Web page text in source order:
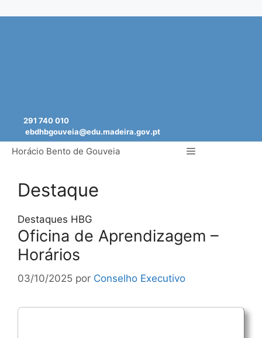
291 740 010
ebdhbgouveia@edu.madeira.gov.pt
Horácio Bento de Gouveia Menu
Destaque
Destaques HBG
Oficina de Aprendizagem –
Horários
03/10/2025 por Conselho Executivo